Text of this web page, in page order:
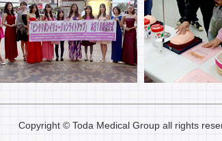
Copyright © Toda Medical Group all rights